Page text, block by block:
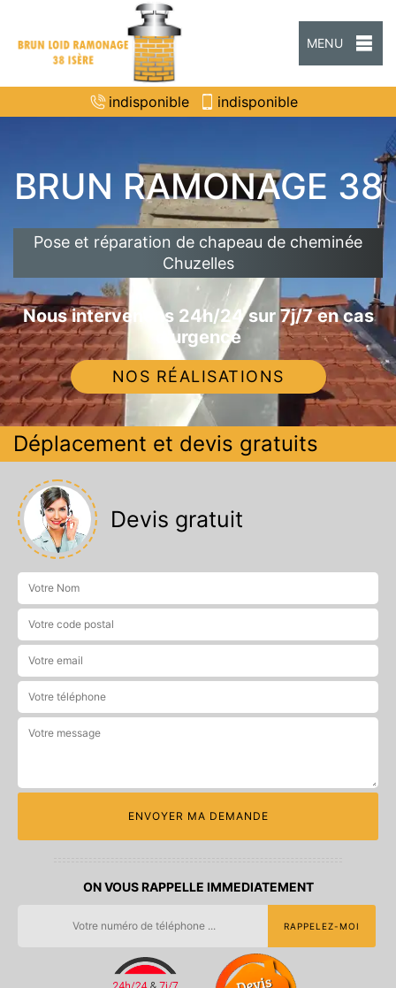
MENU
indisponible indisponible
BRUN RAMONAGE 38
Pose et réparation de chapeau de cheminée
Chuzelles
Nous intervenons 24h/24 sur 7j/7 en cas
d'urgence
NOS RÉALISATIONS
Déplacement et devis gratuits
Devis gratuit
ON VOUS RAPPELLE IMMEDIATEMENT